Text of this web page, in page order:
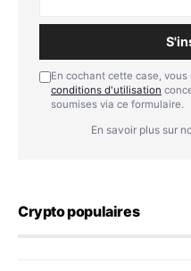
En cochant cette case,
conditions d'utilisation
soumises via ce formulaire.
En savoir plus sur
Crypto populaires